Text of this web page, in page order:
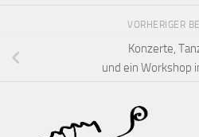
VORHERIGER
Konzerte,
und ein Workshop